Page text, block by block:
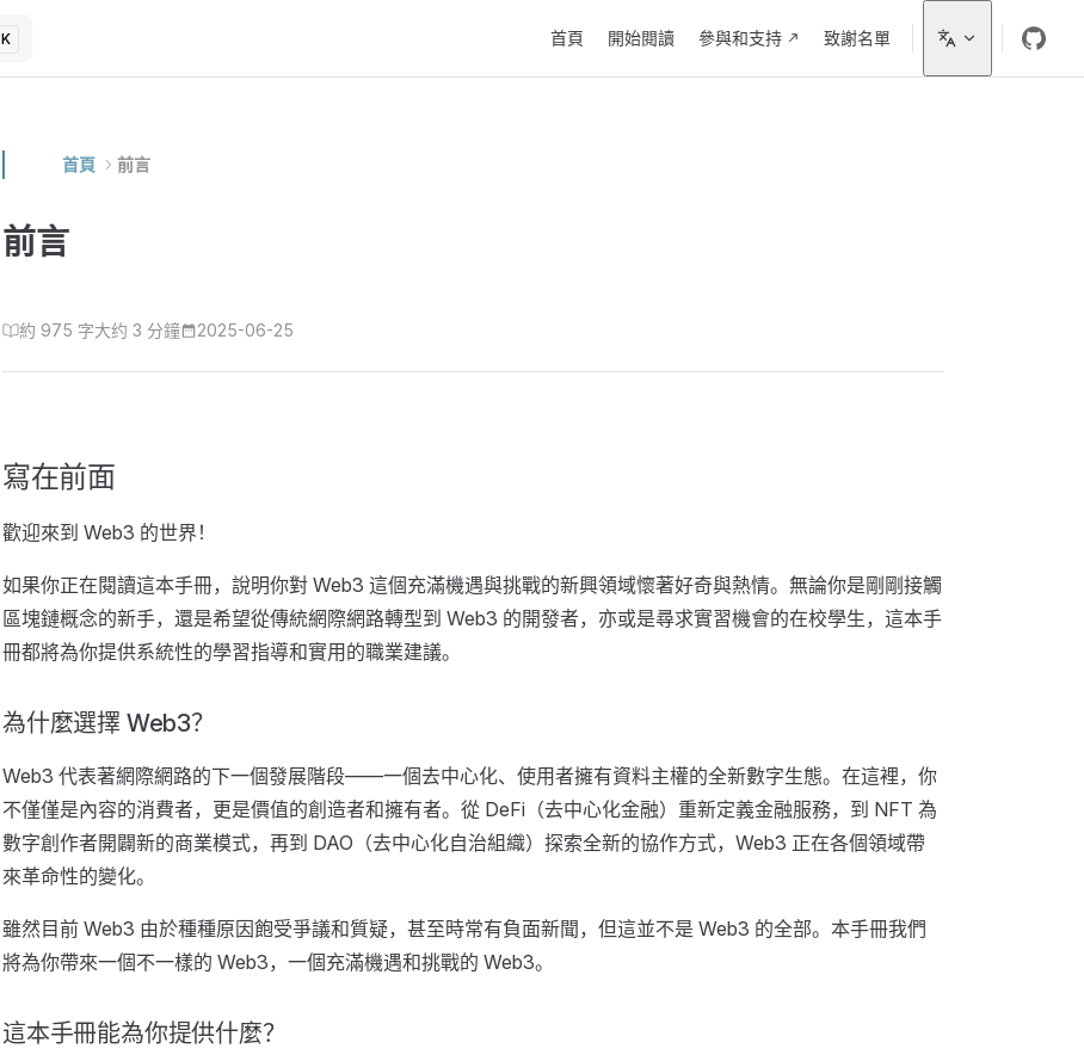
K 首頁 開始閱讀 參與和支持 致謝名單
首頁 前言
前言
約 975 字大约 3 分鐘 2025-06-25
寫在前面
歡迎來到 Web3 的世界！
如果你正在閱讀這本手冊，說明你對 Web3 這個充滿機遇與挑戰的新興領域懷著好奇與熱情。無論你是剛剛接觸
區塊鏈概念的新手，還是希望從傳統網際網路轉型到 Web3 的開發者，亦或是尋求實習機會的在校學生，這本手
冊都將為你提供系統性的學習指導和實用的職業建議。
為什麼選擇 Web3？
Web3 代表著網際網路的下一個發展階段——一個去中心化、使用者擁有資料主權的全新數字生態。在這裡，你
不僅僅是內容的消費者，更是價值的創造者和擁有者。從 DeFi（去中心化金融）重新定義金融服務，到 NFT 為
數字創作者開闢新的商業模式，再到 DAO（去中心化自治組織）探索全新的協作方式，Web3 正在各個領域帶
來革命性的變化。
雖然目前 Web3 由於種種原因飽受爭議和質疑，甚至時常有負面新聞，但這並不是 Web3 的全部。本手冊我們
將為你帶來一個不一樣的 Web3，一個充滿機遇和挑戰的 Web3。
這本手冊能為你提供什麼？